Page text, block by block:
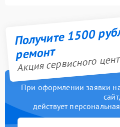
Получите 1500
ремонт
Акция сервисного
При оформлении заявки
сайт,
действует